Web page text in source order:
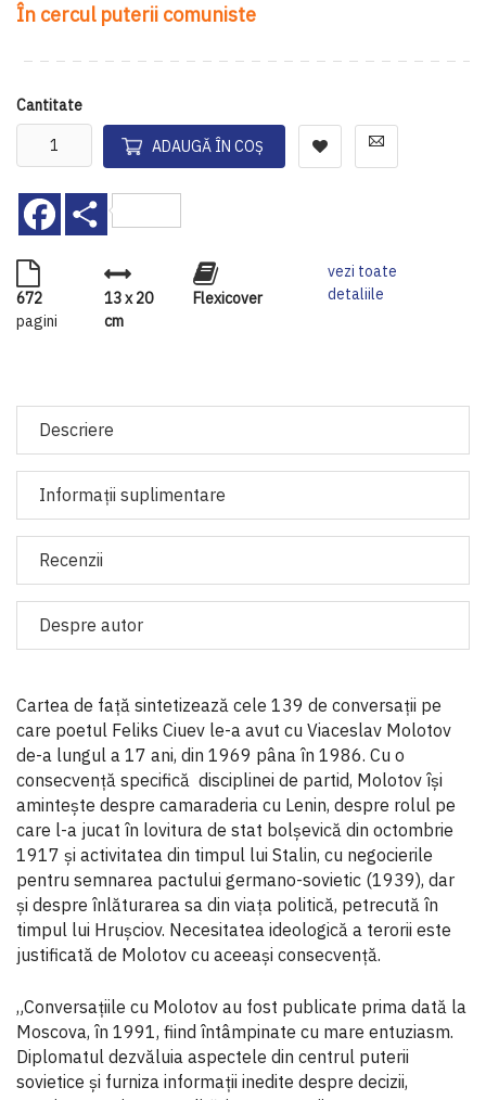
În cercul puterii comuniste
Cantitate
ADAUGĂ ÎN COȘ
Facebook
672
pagini
13 x 20
cm
Flexicover
vezi toate
detaliile
Descriere
Informaţii suplimentare
Recenzii
Despre autor
Cartea de față sintetizează cele 139 de conversații pe
care poetul Feliks Ciuev le-a avut cu Viaceslav Molotov
de-a lungul a 17 ani, din 1969 pâna în 1986. Cu o
consecvență specifică disciplinei de partid, Molotov își
amintește despre camaraderia cu Lenin, despre rolul pe
care l-a jucat în lovitura de stat bolșevică din octombrie
1917 și activitatea din timpul lui Stalin, cu negocierile
pentru semnarea pactului germano-sovietic (1939), dar
și despre înlăturarea sa din viața politică, petrecută în
timpul lui Hrușciov. Necesitatea ideologică a terorii este
justificată de Molotov cu aceeași consecvență.
„Conversațiile cu Molotov au fost publicate prima dată la
Moscova, în 1991, fiind întâmpinate cu mare entuziasm.
Diplomatul dezvăluia aspectele din centrul puterii
sovietice și furniza informații inedite despre decizii,